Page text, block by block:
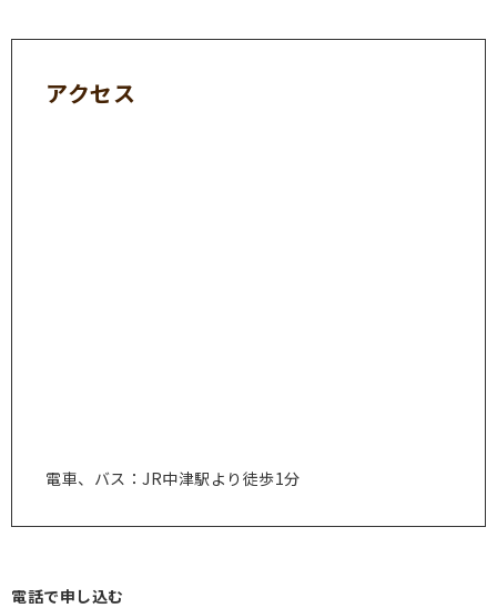
アクセス
電車、バス：JR中津駅より徒歩1分
電話で申し込む